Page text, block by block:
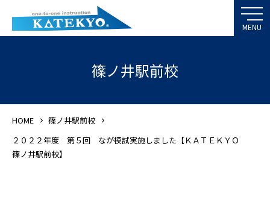
篠ノ井駅前校
HOME
篠ノ井駅前校
２０２２年度 第５回 なが模試実施しました【ＫＡＴＥＫＹＯ
篠ノ井駅前校】